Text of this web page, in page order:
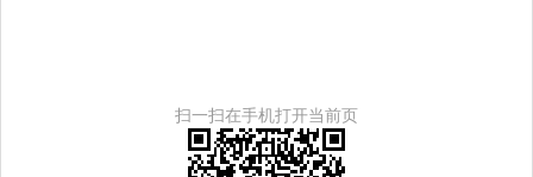
扫一扫在手机打开当前页